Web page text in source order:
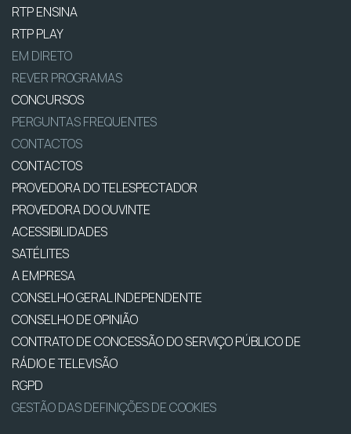
RTP ENSINA
RTP PLAY
EM DIRETO
REVER PROGRAMAS
CONCURSOS
PERGUNTAS FREQUENTES
CONTACTOS
CONTACTOS
PROVEDORA DO TELESPECTADOR
PROVEDORA DO OUVINTE
ACESSIBILIDADES
SATÉLITES
A EMPRESA
CONSELHO GERAL INDEPENDENTE
CONSELHO DE OPINIÃO
CONTRATO DE CONCESSÃO DO SERVIÇO PÚBLICO DE
RÁDIO E TELEVISÃO
RGPD
GESTÃO DAS DEFINIÇÕES DE COOKIES